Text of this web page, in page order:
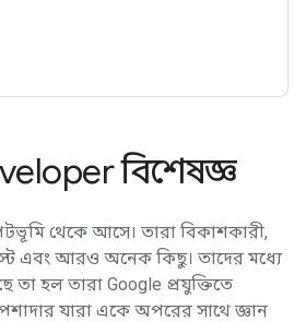
বিশেষজ্ঞ
থেকে আসে। তারা বিকাশকারী,
এবং আরও অনেক কিছু। তাদের মধ্যে
তা হল তারা Google প্রযুক্তিতে
যারা একে অপরের সাথে জ্ঞান